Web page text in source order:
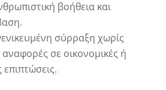
βοήθεια και
σύρραξη χωρίς
αναφορές σε οικονομικές ή